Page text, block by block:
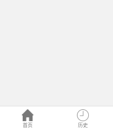
首页 历史